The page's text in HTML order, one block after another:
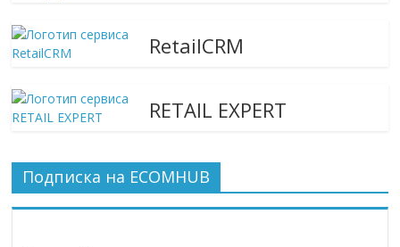
RetailCRM
RETAIL EXPERT
Подписка на ECOMHUB